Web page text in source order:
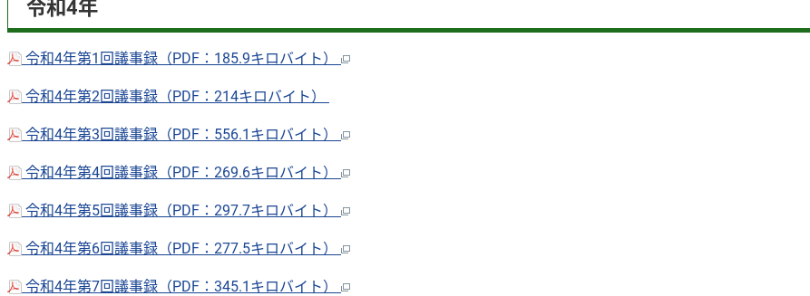
令和4年
令和4年第1回議事録（PDF：185.9キロバイト）
令和4年第2回議事録（PDF：214キロバイト）
令和4年第3回議事録（PDF：556.1キロバイト）
令和4年第4回議事録（PDF：269.6キロバイト）
令和4年第5回議事録（PDF：297.7キロバイト）
令和4年第6回議事録（PDF：277.5キロバイト）
令和4年第7回議事録（PDF：345.1キロバイト）